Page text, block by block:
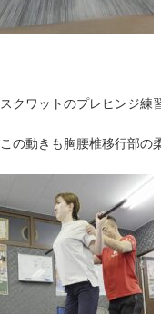
スクワットのプレヒンジ練
この動きも胸腰椎移行部の